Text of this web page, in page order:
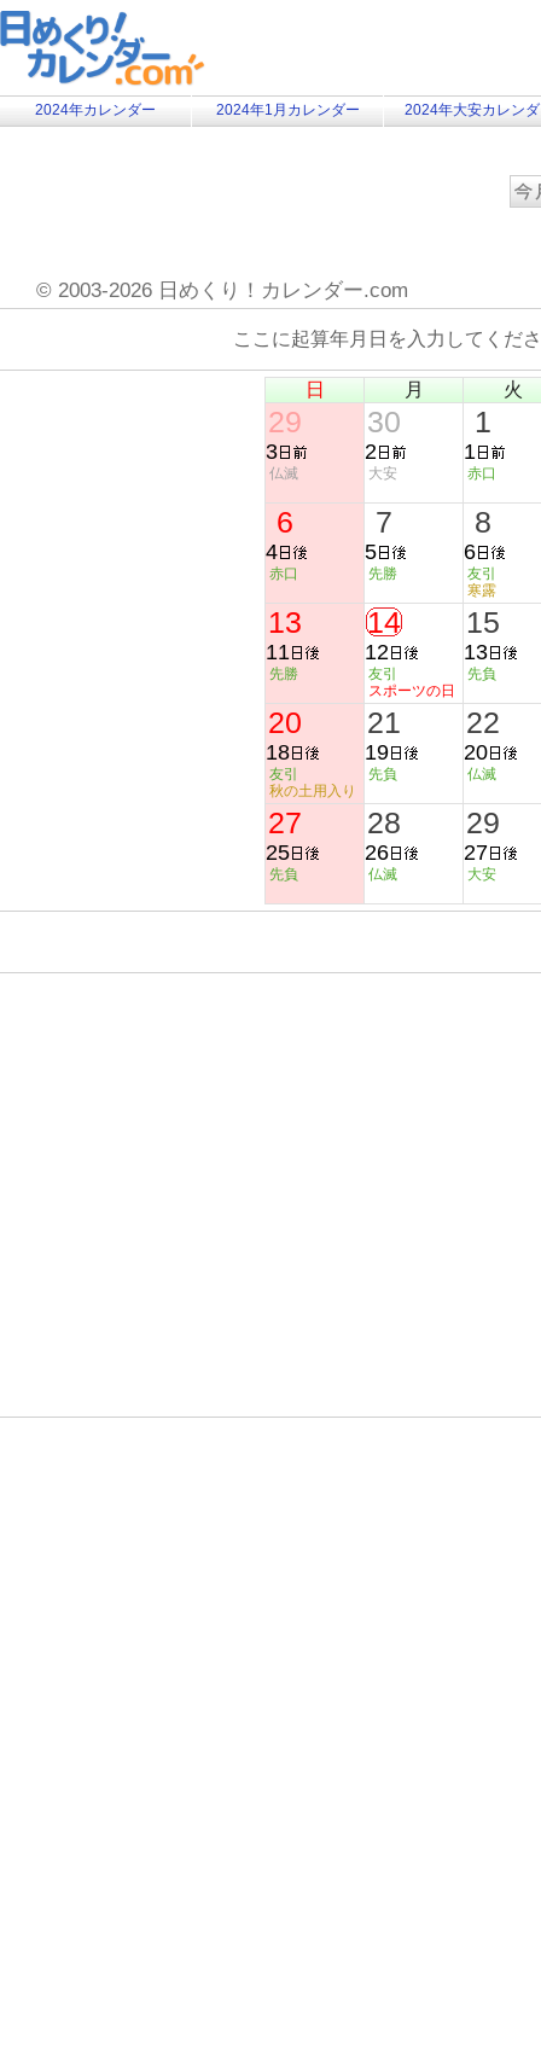
2024年カレンダー 2024年1月カレンダー 2024年大安カレン
© 2003-2026 日めくり！カレンダー.com
ここに起算年月日を入力してく
日 月 火
29
3
仏滅
30
2
大安
1
1
赤口
6
4
赤口
7
5
先勝
8
6
友引
寒露
13
11
先勝
14
12
友引
スポーツの日
15
13
先負
20
18
友引
秋の土用入り
21
19
先負
22
20
仏滅
27
25
先負
28
26
仏滅
29
27
大安